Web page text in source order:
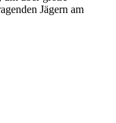
Jägern am